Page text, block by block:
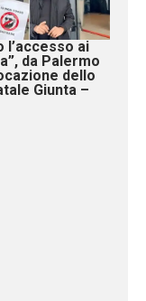
l’accesso ai
da Palermo
dello
Giunta –